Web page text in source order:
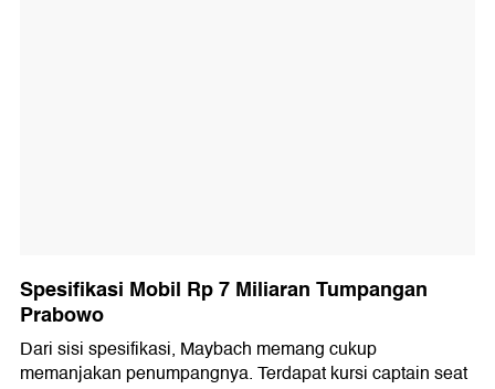
Spesifikasi Mobil Rp 7 Miliaran Tumpangan
Prabowo
Dari sisi spesifikasi, Maybach memang cukup
memanjakan penumpangnya. Terdapat kursi captain seat